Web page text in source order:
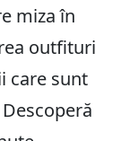
miza în
outfituri
care sunt